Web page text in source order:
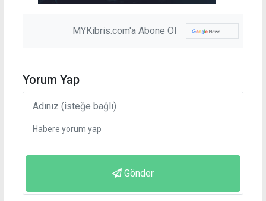
MYKibris.com'a Abone Ol
Yorum Yap
Gönder